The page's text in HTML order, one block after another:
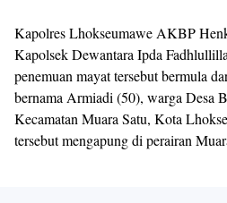
Kapolres Lhokseumawe AKBP
Kapolsek Dewantara Ipda
penemuan mayat tersebut bermula
bernama Armiadi (50), warga Desa
Kecamatan Muara Satu, Kota
tersebut mengapung di perairan